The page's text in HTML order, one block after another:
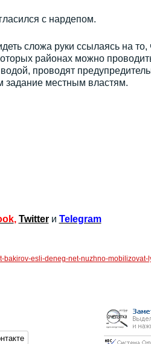
с нардепом.
сложа руки ссылаясь на то,
районах можно
проводят
задание местным властям.
, Twitter и Telegram
bakirov-esli-deneg-net-nuzhno-